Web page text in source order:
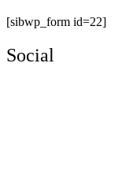
[sibwp_form id=22]
Social